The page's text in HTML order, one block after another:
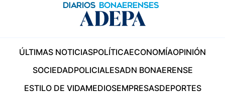
ÚLTIMAS NOTICIASPOLÍTICAECONOMÍAOPINIÓN
SOCIEDADPOLICIALESADN BONAERENSE
ESTILO DE VIDAMEDIOSEMPRESASDEPORTES